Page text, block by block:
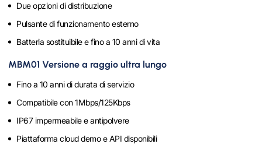
Due opzioni di distribuzione
Pulsante di funzionamento esterno
Batteria sostituibile e fino a 10 anni di vita
MBM01 Versione a raggio ultra lungo
Fino a 10 anni di durata di servizio
Compatibile con 1Mbps/125Kbps
IP67 impermeabile e antipolvere
Piattaforma cloud demo e API disponibili